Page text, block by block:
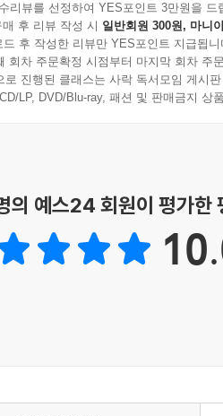
리뷰를 선정하여 YES포인트 3만원을 드
후 리뷰 작성 시 일반회원 300원, 마니
드 후 작성한 리뷰만 YES포인트 지급됩니
회차 주문확정 시점부터 마지막 회차 주
로 진행된 클래스는 사락 독서모임 게시
LP, DVD/Blu-ray, 패션 및 판매금지 상
의 예스24 회원이 평가한